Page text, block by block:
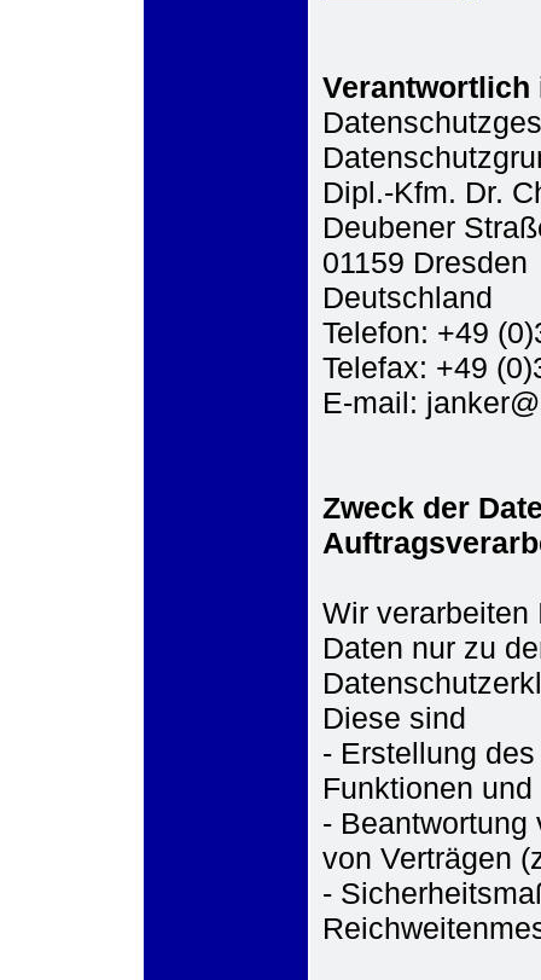
Verantwortlich
Dipl.-Kfm. Dr.
Deubener
01159 Dresden
Deutschland
Telefon: +49
Telefax: +49
E-mail:
Zweck der
Wir verarbeiten
Daten nur zu
Diese sind
- Erstellung
Funktionen
- Beantwortung
von Verträgen
-